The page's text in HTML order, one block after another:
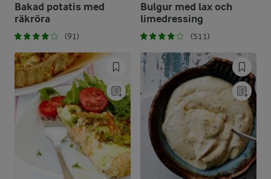
Bakad potatis med
räkröra
(91)
Bulgur med lax och
limedressing
(511)